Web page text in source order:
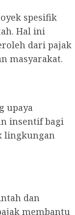
spesifik
Hal ini
dari pajak
masyarakat.
upaya
insentif bagi
lingkungan
dan
membantu